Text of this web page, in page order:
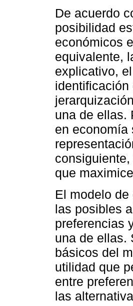
De acuerdo
posibilidad
económicos
equivalente,
explicativo,
identificación
una de ellas.
en economía
que
El modelo
las posibles
preferencias
una de ellas.
básicos del
utilidad que
entre
las